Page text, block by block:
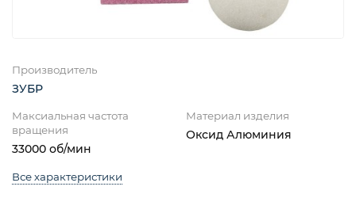
Производитель
ЗУБР
Максиальная частота
вращения
33000 об/мин
Материал изделия
Оксид Алюминия
Все характеристики